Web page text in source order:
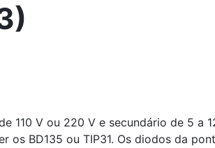
110 V ou 220 V e secundário de 5 a
BD135 ou TIP31. Os diodos da